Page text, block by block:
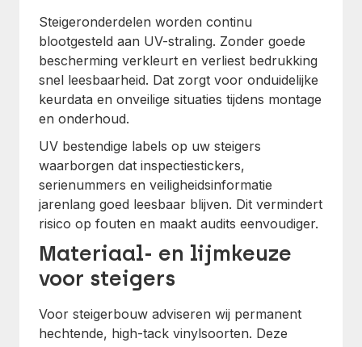
Steigeronderdelen worden continu
blootgesteld aan UV-straling. Zonder goede
bescherming verkleurt en verliest bedrukking
snel leesbaarheid. Dat zorgt voor onduidelijke
keurdata en onveilige situaties tijdens montage
en onderhoud.
UV bestendige labels op uw steigers
waarborgen dat inspectiestickers,
serienummers en veiligheidsinformatie
jarenlang goed leesbaar blijven. Dit vermindert
risico op fouten en maakt audits eenvoudiger.
Materiaal- en lijmkeuze
voor steigers
Voor steigerbouw adviseren wij permanent
hechtende, high-tack vinylsoorten. Deze